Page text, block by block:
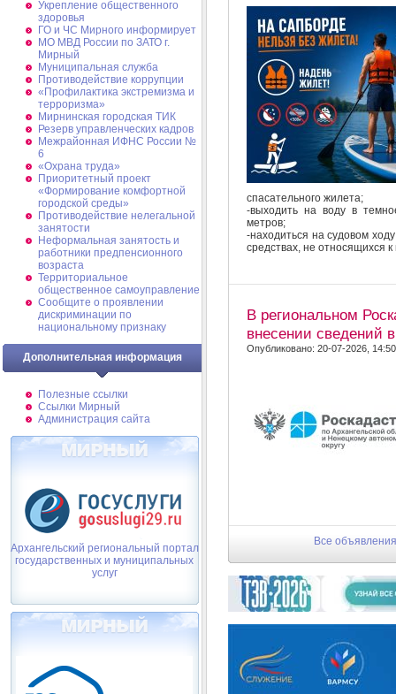
Укрепление общественного
здоровья
ГО и ЧС Мирного информирует
МО МВД России по ЗАТО г.
Мирный
Муниципальная cлужба
Противодействие коррупции
«Профилактика экстремизма и
терроризма»
Мирнинская городская ТИК
Резерв управленческих кадров
Межрайонная ИФНС России №
6
«Охрана труда»
Приоритетный проект
«Формирование комфортной
городской среды»
Противодействие нелегальной
занятости
Неформальная занятость и
работники предпенсионного
возраста
Территориальное
общественное самоуправление
Сообщите о проявлении
дискриминации по
национальному признаку
Дополнительная информация
Полезные ссылки
Ссылки Мирный
Администрация сайта
Архангельский региональный портал
государственных и муниципальных
услуг
спасательного жилета;
-выходить на воду в
метров;
-находиться на судовом
средствах, не относящихся
В региональном
внесении сведений
Опубликовано: 20-07-2026, 14:50
Все объявления